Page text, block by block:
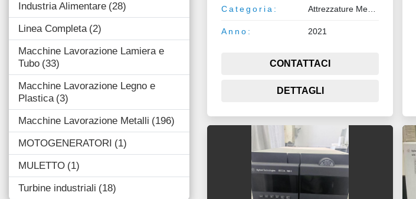
Industria Alimentare 28
Linea Completa 2
Macchine Lavorazione Lamiera e
Tubo 33
Macchine Lavorazione Legno e
Plastica 3
Macchine Lavorazione Metalli
196
MOTOGENERATORI
1
MULETTO 1
Turbine industriali
18
Categoria:
Anno: 2021
CONTATTACI
DETTAGLI